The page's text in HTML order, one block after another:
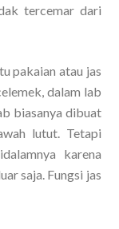
tercemar dari
pakaian atau jas
dalam lab
biasanya dibuat
lutut. Tetapi
karena
saja. Fungsi jas